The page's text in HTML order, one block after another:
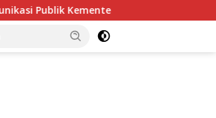
Kementerian ATR/BPN Kembali Diakui